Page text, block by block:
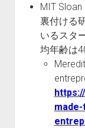
MIT
裏付ける
いるスタ
均年齢は